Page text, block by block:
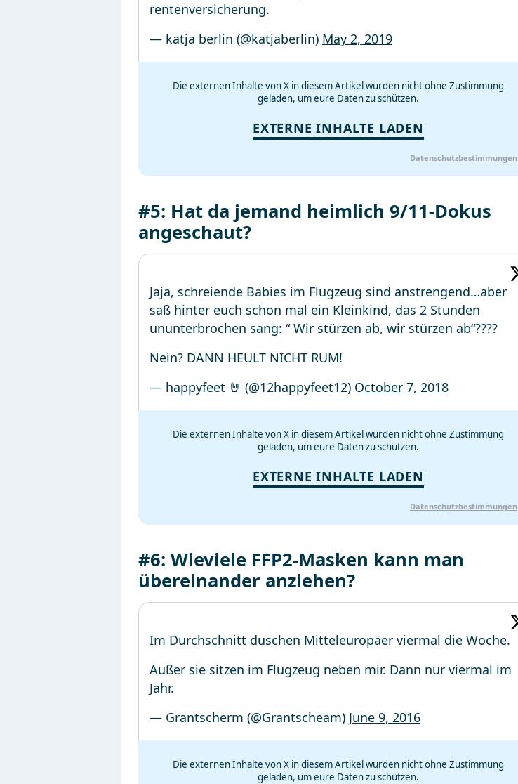
rentenversicherung.
— katja berlin (@katjaberlin) May 2, 2019
Die externen Inhalte von X in diesem Artikel wurden nicht ohne Zustimmung
geladen, um eure Daten zu schützen.
EXTERNE INHALTE LADEN
Datenschutzbestimmungen
#5: Hat da jemand heimlich 9/11-Dokus
angeschaut?
Jaja, schreiende Babies im Flugzeug sind anstrengend…aber
saß hinter euch schon mal ein Kleinkind, das 2 Stunden
ununterbrochen sang: “ Wir stürzen ab, wir stürzen ab“????
Nein? DANN HEULT NICHT RUM!
— happyfeet 🤘 (@12happyfeet12) October 7, 2018
Die externen Inhalte von X in diesem Artikel wurden nicht ohne Zustimmung
geladen, um eure Daten zu schützen.
EXTERNE INHALTE LADEN
Datenschutzbestimmungen
#6: Wieviele FFP2-Masken kann man
übereinander anziehen?
Im Durchschnitt duschen Mitteleuropäer viermal die Woche.
Außer sie sitzen im Flugzeug neben mir. Dann nur viermal im
Jahr.
— Grantscherm (@Grantscheam) June 9, 2016
Die externen Inhalte von X in diesem Artikel wurden nicht ohne Zustimmung
geladen, um eure Daten zu schützen.